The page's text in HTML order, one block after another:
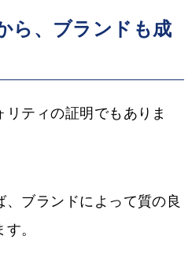
ら、ブランドも成
リティの証明でもありま
ブランドによって質の良
。